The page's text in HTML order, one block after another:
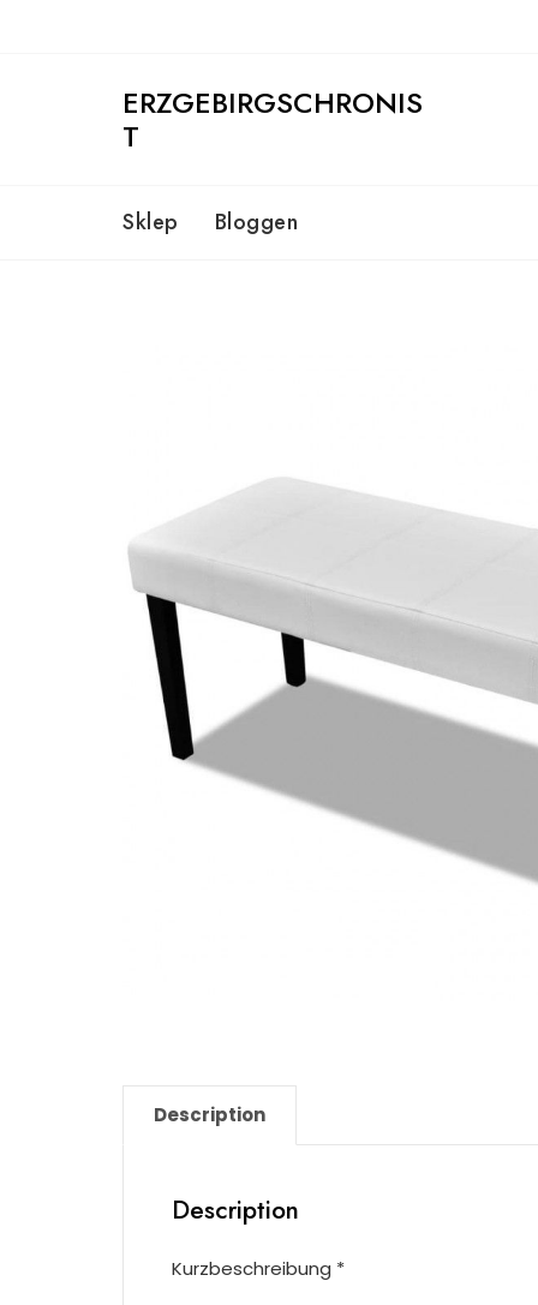
ERZGEBIRGSCHRONIS
T
Sklep Bloggen
Description
Description
Kurzbeschreibung *